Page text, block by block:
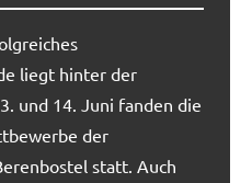
liegt hinter der
und 14. Juni fanden die
der
statt. Auch